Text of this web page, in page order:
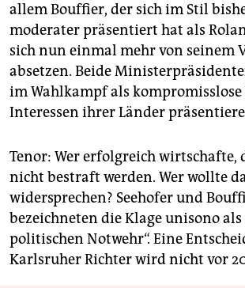
allem Bouffier, der sich im Stil
moderater präsentiert hat als
sich nun einmal mehr von seinem
absetzen. Beide
im Wahlkampf als
Interessen ihrer Länder
Tenor: Wer erfolgreich wirtschafte,
nicht bestraft werden. Wer wollte
widersprechen? Seehofer und
bezeichneten die Klage unisono
politischen Notwehr“. Eine
Karlsruher Richter wird nicht vor